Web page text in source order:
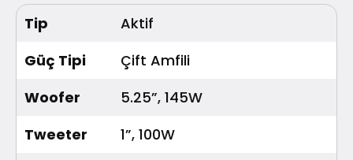
Tip
Aktif
Güç Tipi
Çift Amfili
Woofer
5.25”, 145W
Tweeter
1”, 100W